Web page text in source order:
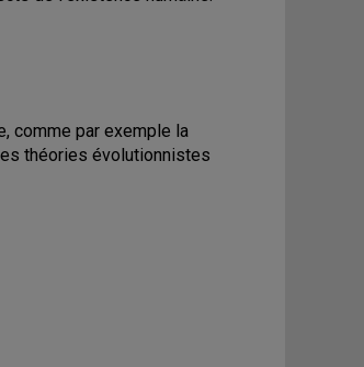
comme par exemple la
théories évolutionnistes